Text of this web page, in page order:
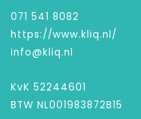
071 541 8082
https://www.kliq.nl/
info@kliq.nl
KvK 52244601
BTW NL001983872B15